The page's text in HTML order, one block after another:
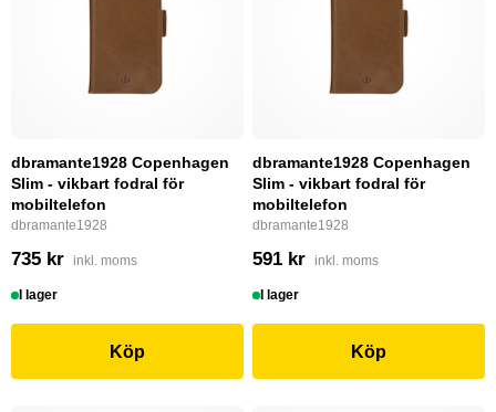
dbramante1928 Copenhagen
Slim - vikbart fodral för
mobiltelefon
dbramante1928
735 kr inkl. moms
I lager
Köp
dbramante1928 Copenhagen
Slim - vikbart fodral för
mobiltelefon
dbramante1928
591 kr inkl. moms
I lager
Köp